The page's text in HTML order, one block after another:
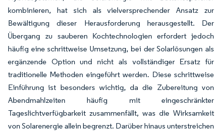
kombinieren, hat sich als vielversprechender Ansatz zur
Bewältigung dieser Herausforderung herausgestellt. Der
Übergang zu sauberen Kochtechnologien erfordert jedoch
häufig eine schrittweise Umsetzung, bei der Solarlösungen als
ergänzende Option und nicht als vollständiger Ersatz für
traditionelle Methoden eingeführt werden. Diese schrittweise
Einführung ist besonders wichtig, da die Zubereitung von
Abendmahlzeiten häufig mit eingeschränkter
Tageslichtverfügbarkeit zusammenfällt, was die Wirksamkeit
von Solarenergie allein begrenzt. Darüber hinaus unterstreichen